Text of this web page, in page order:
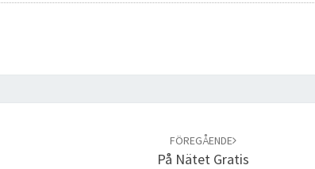
FÖREGÅENDE
På Nätet Gratis